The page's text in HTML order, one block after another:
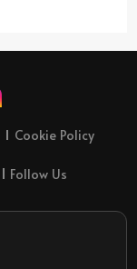
Cookie Policy
Follow Us